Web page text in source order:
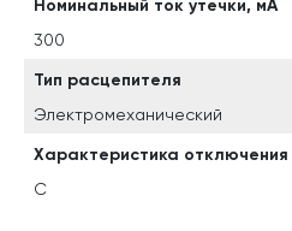
Номинальный ток утечки, мА
300
Тип расцепителя
Электромеханический
Характеристика отключения
C